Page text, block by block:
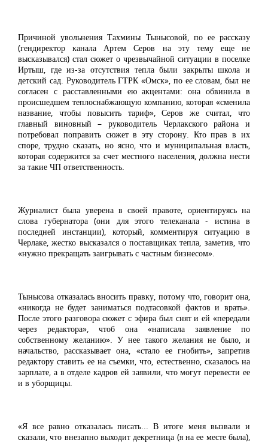
Причиной увольнения Тахмины Тынысовой, по ее рассказу
(гендиректор канала Артем Серов на эту тему еще не
высказывался) стал сюжет о чрезвычайной ситуации в поселке
Иртыш, где из-за отсутствия тепла были закрыты школа и
детский сад. Руководитель ГТРК «Омск», по ее словам, был не
согласен с расставленными ею акцентами: она обвинила в
происшедшем теплоснабжающую компанию, которая «сменила
название, чтобы повысить тариф», Серов же считал, что
главный виновный – руководитель Черлакского района и
потребовал поправить сюжет в эту сторону. Кто прав в их
споре, трудно сказать, но ясно, что и муниципальная власть,
которая содержится за счет местного населения, должна нести
за такие ЧП ответственность.
Журналист была уверена в своей правоте, ориентируясь на
слова губернатора (они для этого телеканала - истина в
последней инстанции), который, комментируя ситуацию в
Черлаке, жестко высказался о поставщиках тепла, заметив, что
«нужно прекращать заигрывать с частным бизнесом».
Тынысова отказалась вносить правку, потому что, говорит она,
«никогда не будет заниматься подтасовкой фактов и врать».
После этого разговора сюжет с эфира был снят и ей «передали
через редактора», чтоб она «написала заявление по
собственному желанию». У нее такого желания не было, и
начальство, рассказывает она, «стало ее гнобить», запретив
редактору ставить ее на съемки, что, естественно, сказалось на
зарплате, а в отделе кадров ей заявили, что могут перевести ее
и в уборщицы.
«Я все равно отказалась писать... В итоге меня вызвали и
сказали, что внезапно выходит декретница (я на ее месте была),